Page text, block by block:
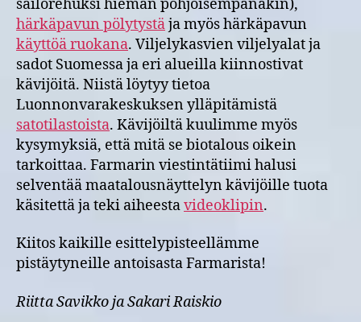
säilörehuksi hieman pohjoisempanakin),
härkäpavun pölytystäja myös härkäpavun
käyttöä ruokana. Viljelykasvien viljelyalat ja
sadot Suomessa ja eri alueilla kiinnostivat
kävijöitä. Niistä löytyy tietoa
Luonnonvarakeskuksen ylläpitämistä
satotilastoista. Kävijöiltä kuulimme myös
kysymyksiä, että mitä se biotalous oikein
tarkoittaa. Farmarin viestintätiimi halusi
selventää maatalousnäyttelyn kävijöille tuota
käsitettä ja teki aiheestavideoklipin.
Kiitos kaikille esittelypisteellämme
pistäytyneille antoisasta Farmarista!
Riitta Savikko ja Sakari Raiskio